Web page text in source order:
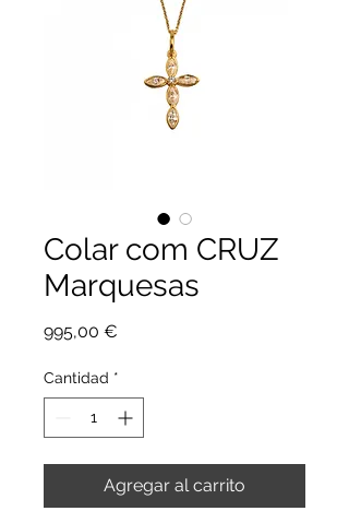
Colar com CRUZ
Marquesas
995,00 €
Cantidad *
Agregar al carrito